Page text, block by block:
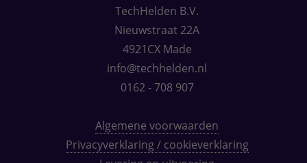
zéér blije (nu vaste) klant!
Pieter Schuurmans
TechHelden B.V.
Nieuwstraat 22A
4921CX Made
info@techhelden.nl
0162 - 708 907
Algemene voorwaarden
Privacyverklaring / cookieverklaring